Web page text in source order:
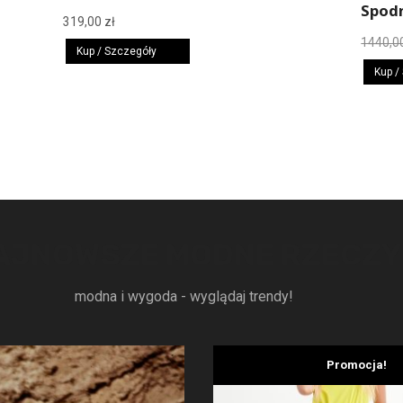
319,00 zł
Kup / Szczegóły
Kup /
modna i wygoda - wyglądaj trendy!
Promocja!